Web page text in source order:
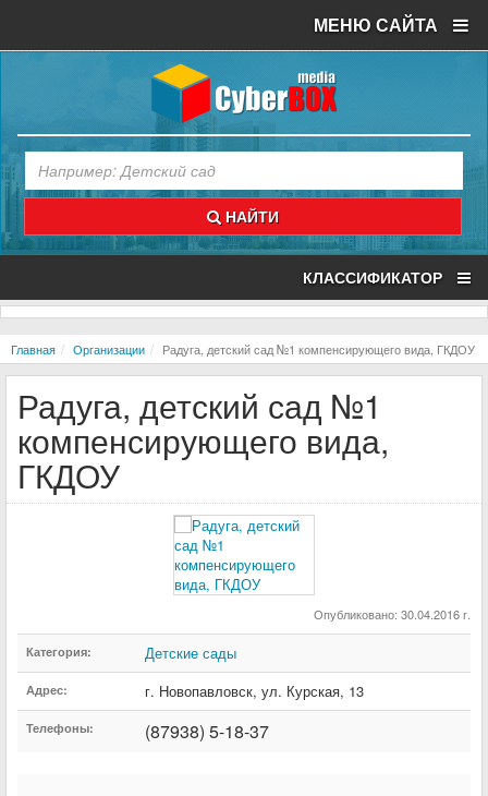
МЕНЮ САЙТА
НАЙТИ
КЛАССИФИКАТОР
Главная Организации Радуга, детский сад №1 компенсирующего вида, ГКДОУ
Радуга, детский сад №1
компенсирующего вида,
ГКДОУ
Опубликовано: 30.04.2016 г.
Категория: Детские сады
Адрес: г. Новопавловск, ул. Курская, 13
Телефоны: (87938) 5-18-37